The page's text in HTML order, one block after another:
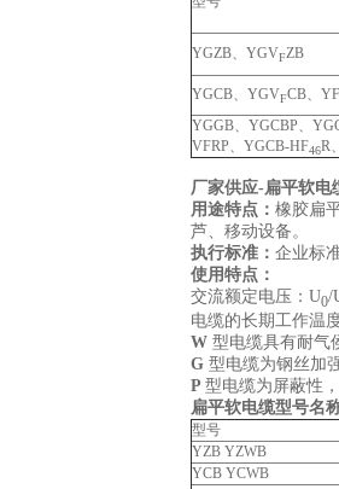
YGZB、YGVFZB
YGCB、YGVFCB、
YGGB、YGCBP、
VFRP、YGCB-HF46R
厂家供应-扁平软电
用途特点： 橡胶扁
芦、移动设备。
执行标准： 企业标
使用特点：
交流额定电压：U0/
电缆的长期工作温
W 型电缆具有耐气
G 型电缆为钢丝加
P 型电缆为屏蔽性
扁平软电缆型号名
型号
YZB YZWB
YCB YCWB